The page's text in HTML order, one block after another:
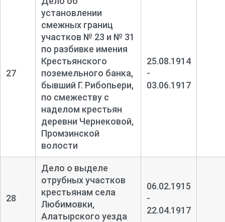
27
установлении
смежных границ
участков № 23 и № 31
по разбивке имения
Крестьянского
поземельного банка,
бывший Г. Рибопьери,
по смежеству с
наделом крестьян
деревни Чернековой,
Промзинской
волости
25.08.1914
-
03.06.1917
28
Дело о выделе
отрубных участков
крестьянам села
Любимовки,
Алатырского уезда
06.02.1915
-
22.04.1917